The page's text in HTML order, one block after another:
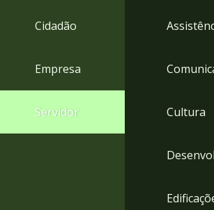
Cidadão
Empresa
Servidor Cultura